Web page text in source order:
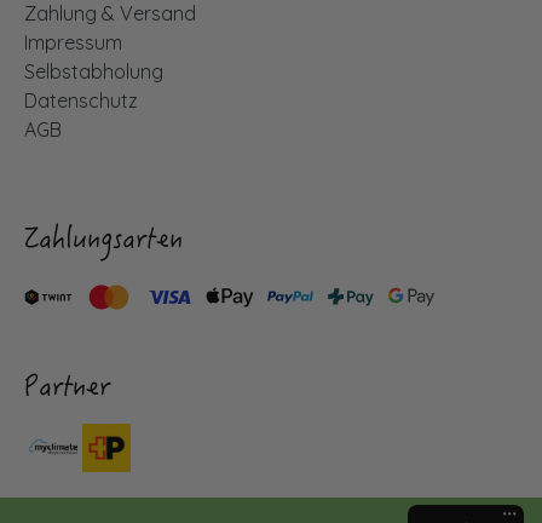
Zahlung & Versand
Impressum
Selbstabholung
Datenschutz
AGB
Zahlungsarten
Partner